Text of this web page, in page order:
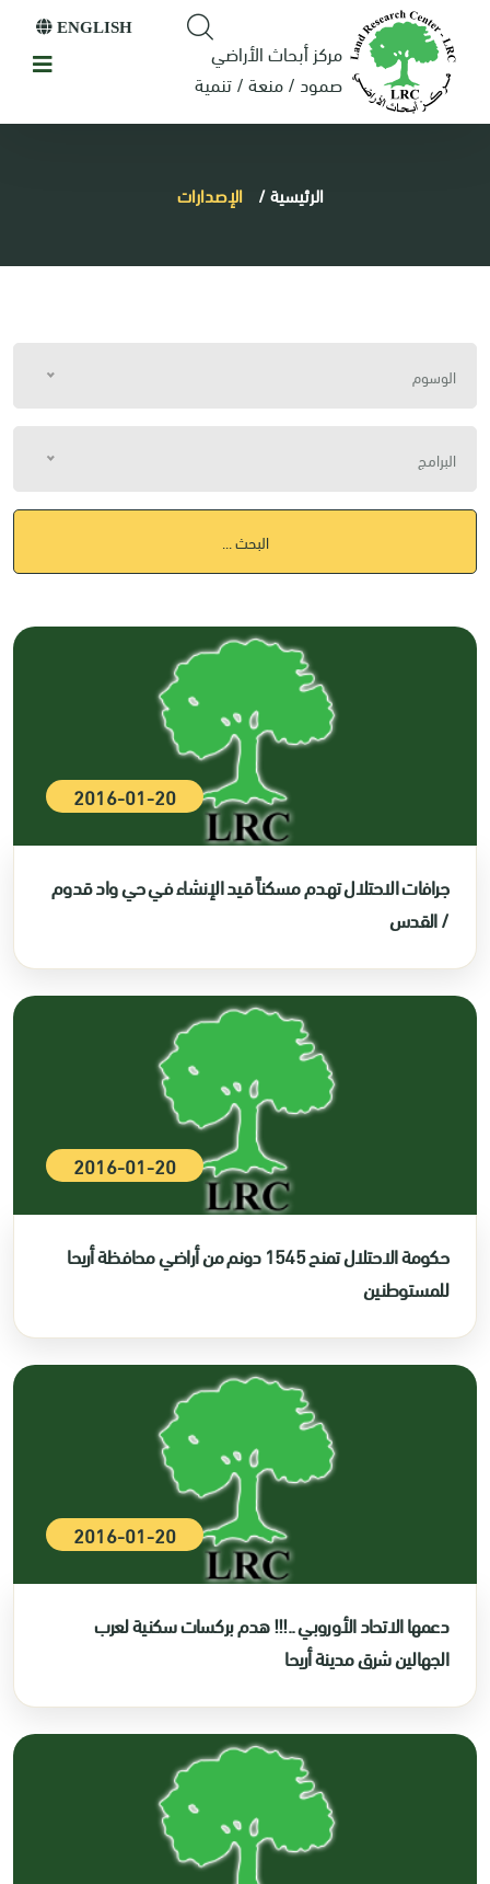
مركز أبحاث الأراضي
صمود / منعة / تنمية
ENGLISH
الرئيسية/ الإصدارات
الوسوم
البرامج
البحث ...
2016-01-20
جرافات الاحتلال تهدم مسكناً قيد الإنشاء في حي واد قدوم
/ القدس
2016-01-20
حكومة الاحتلال تمنح 1545 دونم من أراضي محافظة أريحا
للمستوطنين
2016-01-20
دعمها الاتحاد الأوروبي ..!!! هدم بركسات سكنية لعرب
الجهالين شرق مدينة أريحا